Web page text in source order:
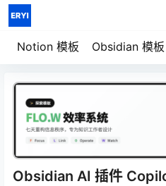
Notion 模板 Obsidian 模板
Obsidian AI 插件
笔记、任务、项目与人生